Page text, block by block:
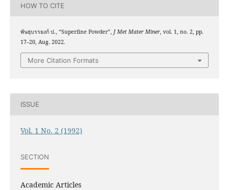
HOW TO CITE
พันธุบรรยงก์ ป., “Superfine Powder”, J Met Mater Miner, vol. 1, no. 2, pp.
17–20, Aug. 2022.
More Citation Formats
ISSUE
Vol. 1 No. 2 (1992)
SECTION
Academic Articles